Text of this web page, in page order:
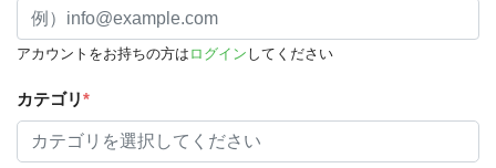
アカウントをお持ちの方は ログイン してください
カテゴリ*